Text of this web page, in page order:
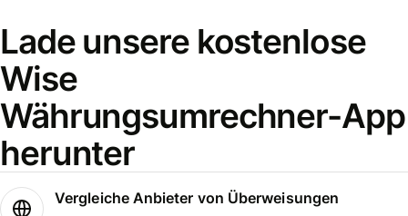
Lade unsere kostenlose
Wise
Währungsumrechner-App
herunter
Vergleiche Anbieter von Überweisungen